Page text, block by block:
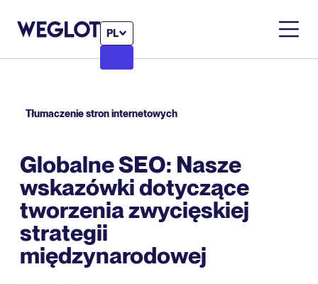
PL
Tłumaczenie stron internetowych
Globalne SEO: Nasze
wskazówki dotyczące
tworzenia zwycięskiej
strategii
międzynarodowej